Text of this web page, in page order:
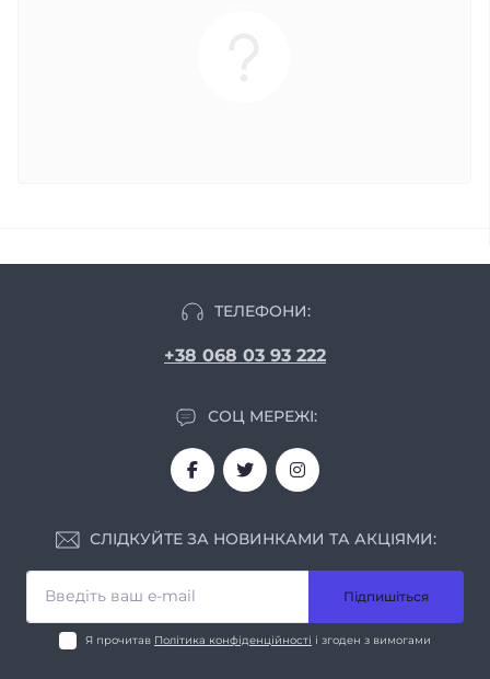
ТЕЛЕФОНИ:
+38 068 03 93 222
СОЦ МЕРЕЖІ:
СЛІДКУЙТЕ ЗА НОВИНКАМИ ТА АКЦІЯМИ:
Підпишіться
Я прочитав Політика конфіденційності і згоден з вимогами